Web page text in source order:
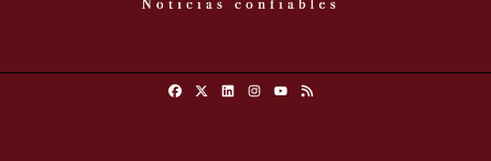
FacebookLinkedinInstagram